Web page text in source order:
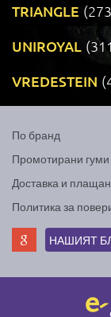
TRIANGLE
UNIROYAL
VREDESTEIN
По бранд
Промотирани гуми
Доставка и
Политика за
НАШИЯТ